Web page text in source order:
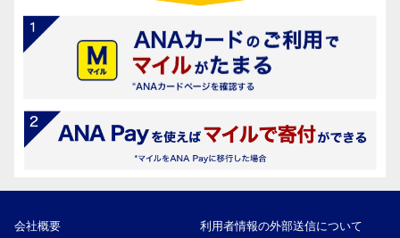
会社概要 利用者情報の外部送信について